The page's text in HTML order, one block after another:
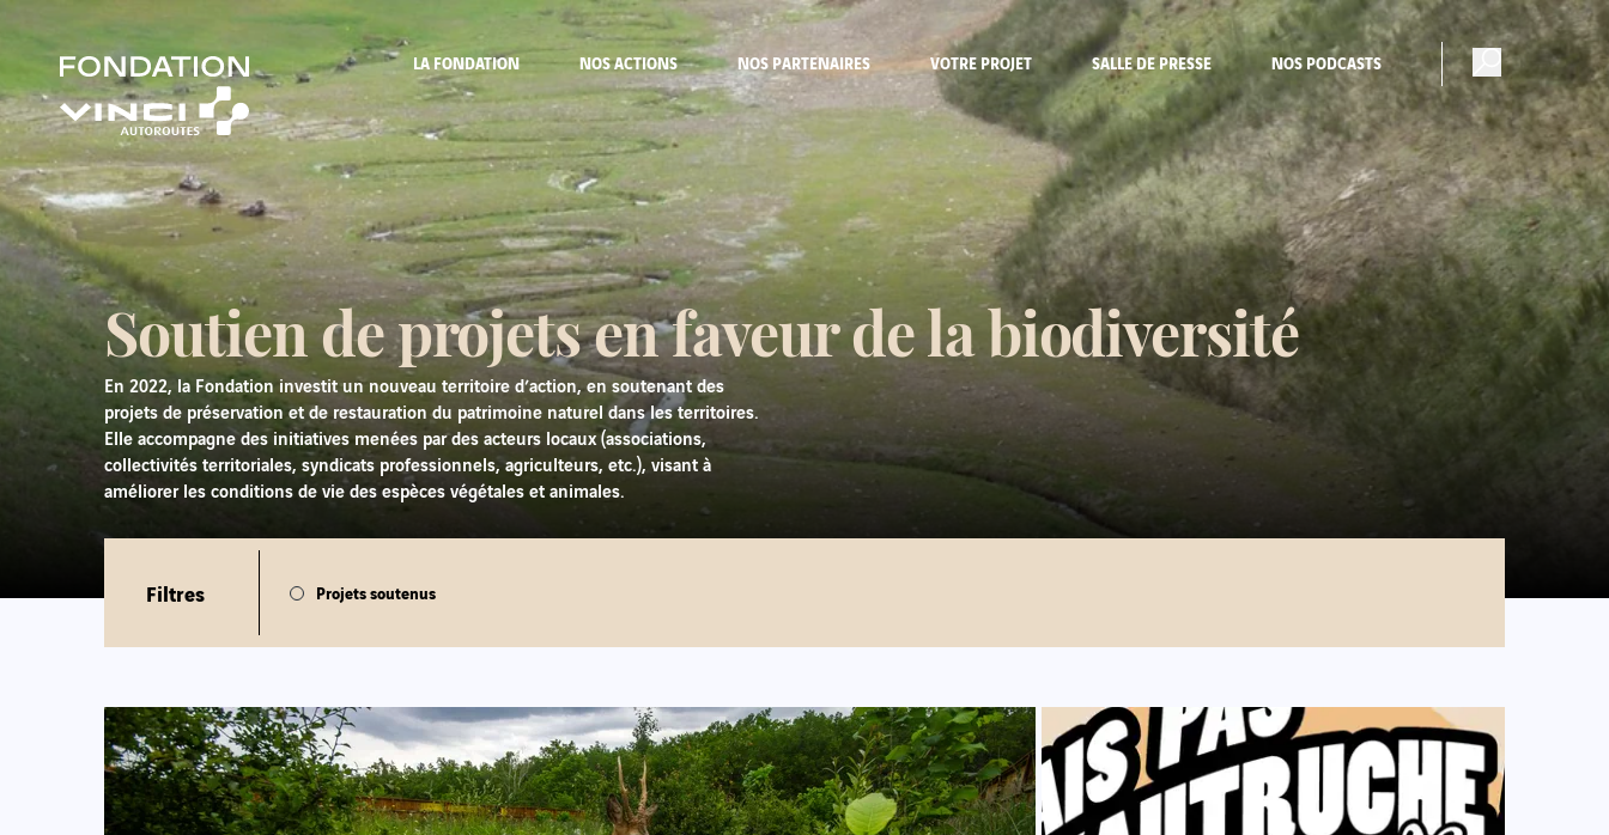
LA FONDATION NOS ACTIONS NOS PARTENAIRES VOTRE PROJET SALLE DE PRESSE NOS PODCASTS
Soutien de projets en faveur de la biodiversité
En 2022, la Fondation investit un nouveau territoire d’action, en soutenant des
projets de préservation et de restauration du patrimoine naturel dans les territoires.
Elle accompagne des initiatives menées par des acteurs locaux (associations,
collectivités territoriales, syndicats professionnels, agriculteurs, etc.), visant à
améliorer les conditions de vie des espèces végétales et animales.
Filtres Projets soutenus